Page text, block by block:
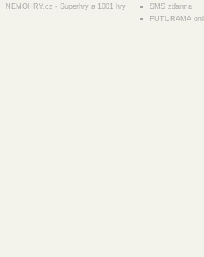
NEMOHRY.cz - Superhry a 1001 hry
SMS zdarma
FUTURAMA